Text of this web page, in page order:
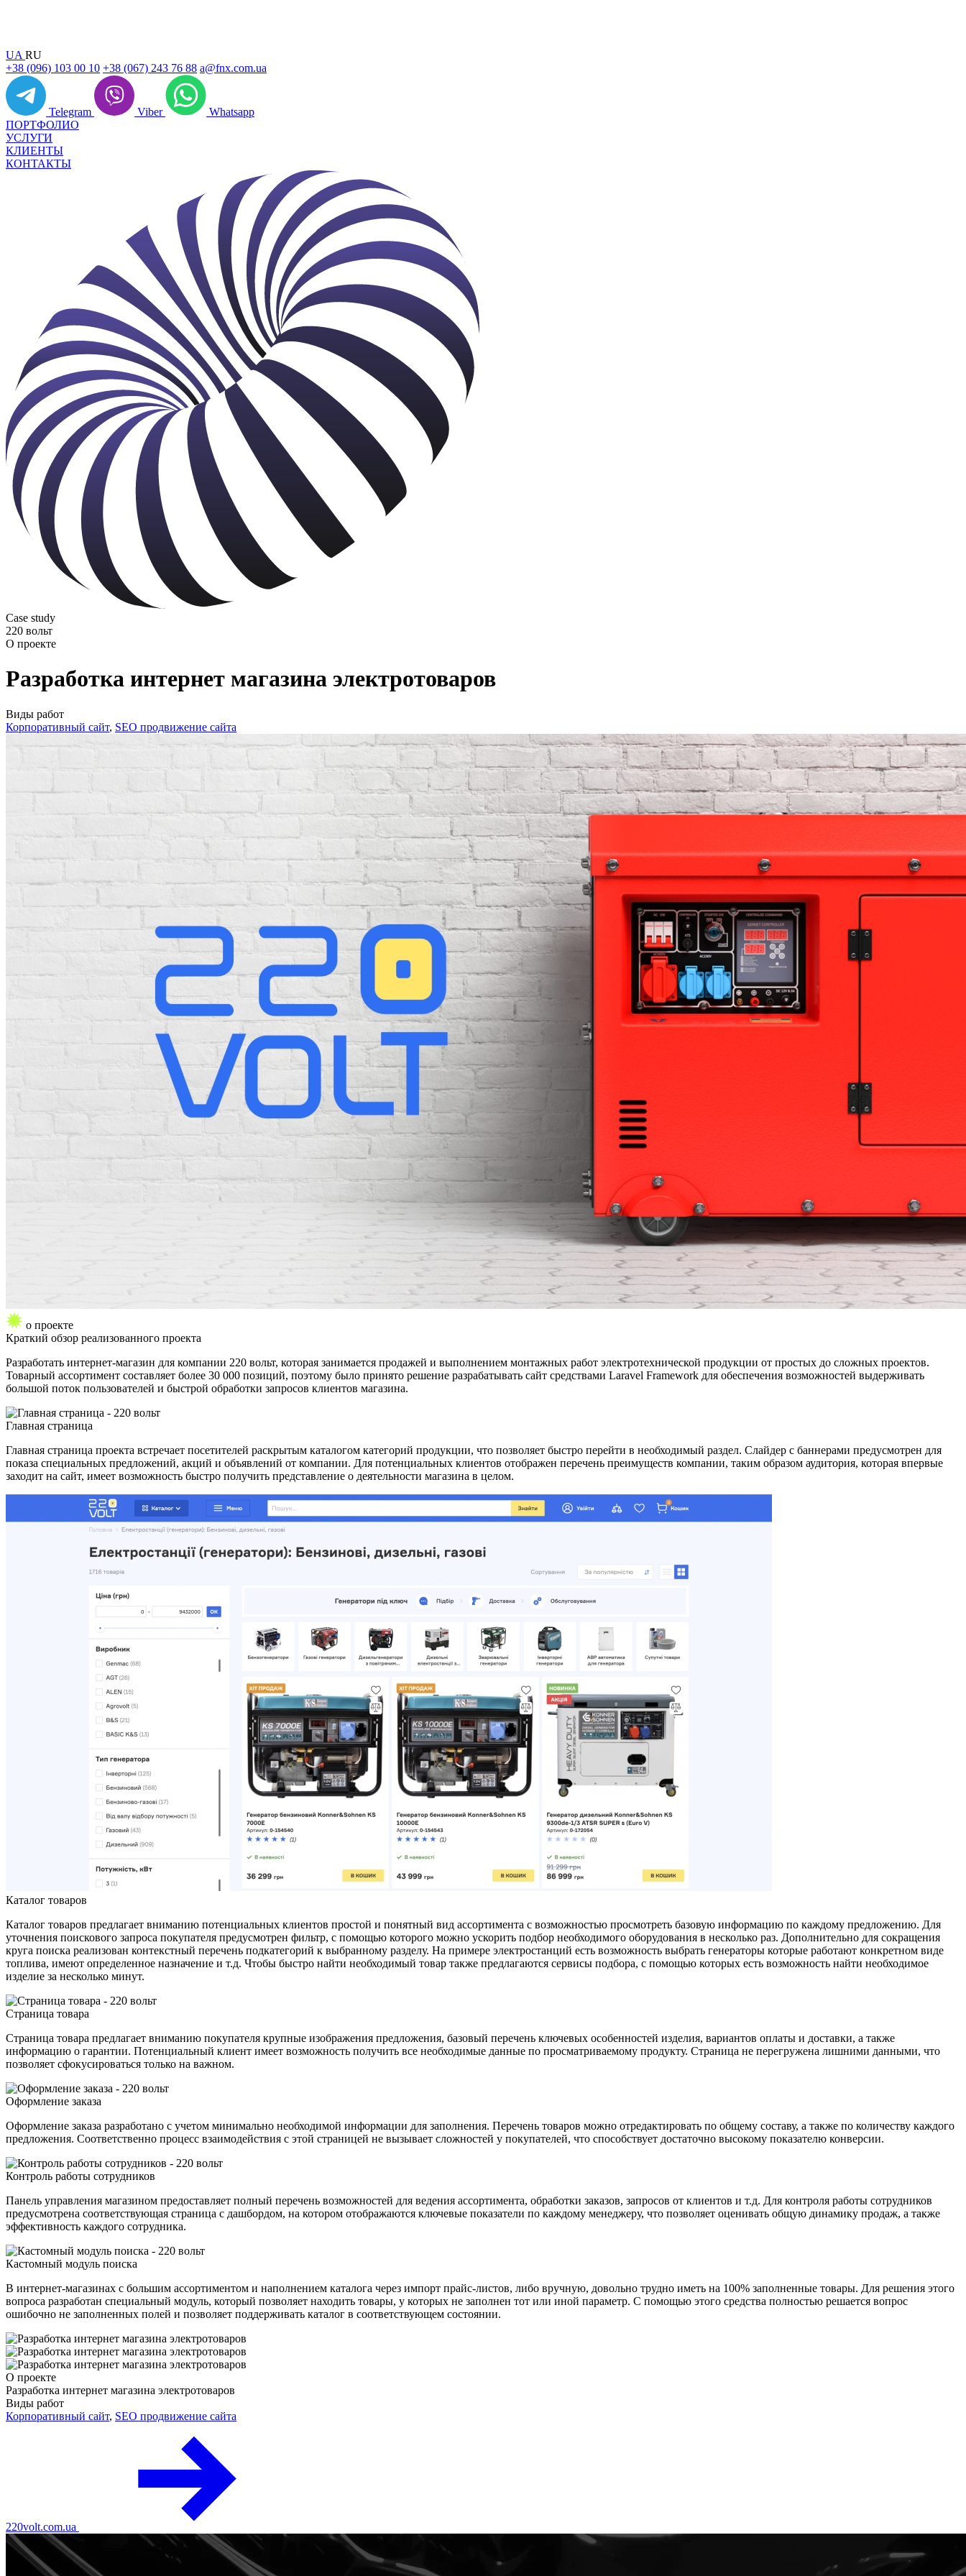
UA RU
+38 (096) 103 00 10 +38 (067) 243 76 88 a@fnx.com.ua
Telegram Viber
Whatsapp
ПОРТФОЛИО
УСЛУГИ
КЛИЕНТЫ
КОНТАКТЫ
Case study
220 вольт
О проекте
Разработка интернет магазина электротоваров
Виды работ
Корпоративный сайт, SEO продвижение сайта
о проекте
Краткий обзор реализованного проекта
Разработать интернет-магазин для компании 220 вольт, которая занимается продажей и выполнением монтажных работ электротехнической продукции от простых до сложных проектов.
Товарный ассортимент составляет более 30 000 позиций, поэтому было принято решение разрабатывать сайт средствами Laravel Framework для обеспечения возможностей выдерживать
большой поток пользователей и быстрой обработки запросов клиентов магазина.
Главная страница
Главная страница проекта встречает посетителей раскрытым каталогом категорий продукции, что позволяет быстро перейти в необходимый раздел. Слайдер с баннерами предусмотрен для
показа специальных предложений, акций и объявлений от компании. Для потенциальных клиентов отображен перечень преимуществ компании, таким образом аудитория, которая впервые
заходит на сайт, имеет возможность быстро получить представление о деятельности магазина в целом.
Каталог товаров
Каталог товаров предлагает вниманию потенциальных клиентов простой и понятный вид ассортимента с возможностью просмотреть базовую информацию по каждому предложению. Для
уточнения поискового запроса покупателя предусмотрен фильтр, с помощью которого можно ускорить подбор необходимого оборудования в несколько раз. Дополнительно для сокращения
круга поиска реализован контекстный перечень подкатегорий к выбранному разделу. На примере электростанций есть возможность выбрать генераторы которые работают конкретном виде
топлива, имеют определенное назначение и т.д. Чтобы быстро найти необходимый товар также предлагаются сервисы подбора, с помощью которых есть возможность найти необходимое
изделие за несколько минут.
Страница товара
Страница товара предлагает вниманию покупателя крупные изображения предложения, базовый перечень ключевых особенностей изделия, вариантов оплаты и доставки, а также
информацию о гарантии. Потенциальный клиент имеет возможность получить все необходимые данные по просматриваемому продукту. Страница не перегружена лишними данными, что
позволяет сфокусироваться только на важном.
Оформление заказа
Оформление заказа разработано с учетом минимально необходимой информации для заполнения. Перечень товаров можно отредактировать по общему составу, а также по количеству каждого
предложения. Соответственно процесс взаимодействия с этой страницей не вызывает сложностей у покупателей, что способствует достаточно высокому показателю конверсии.
Контроль работы сотрудников
Панель управления магазином предоставляет полный перечень возможностей для ведения ассортимента, обработки заказов, запросов от клиентов и т.д. Для контроля работы сотрудников
предусмотрена соответствующая страница с дашбордом, на котором отображаются ключевые показатели по каждому менеджеру, что позволяет оценивать общую динамику продаж, а также
эффективность каждого сотрудника.
Кастомный модуль поиска
В интернет-магазинах с большим ассортиментом и наполнением каталога через импорт прайс-листов, либо вручную, довольно трудно иметь на 100% заполненные товары. Для решения этого
вопроса разработан специальный модуль, который позволяет находить товары, у которых не заполнен тот или иной параметр. С помощью этого средства полностью решается вопрос
ошибочно не заполненных полей и позволяет поддерживать каталог в соответствующем состоянии.
О проекте
Разработка интернет магазина электротоваров
Виды работ
Корпоративный сайт, SEO продвижение сайта
220volt.com.ua